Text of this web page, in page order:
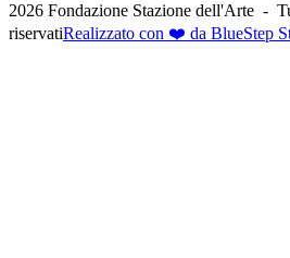
2026 Fondazione Stazione dell'Arte -
riservatiRealizzato con ❤️ da BlueStep